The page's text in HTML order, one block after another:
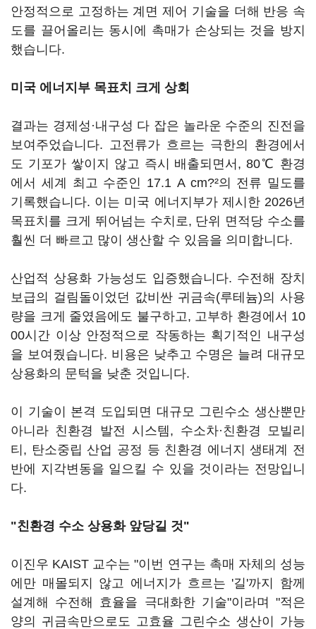
안정적으로 고정하는 계면 제어 기술을 더해 반응 속
도를 끌어올리는 동시에 촉매가 손상되는 것을 방지
했습니다.
미국 에너지부 목표치 크게 상회
결과는 경제성·내구성 다 잡은 놀라운 수준의 진전을
보여주었습니다. 고전류가 흐르는 극한의 환경에서
도 기포가 쌓이지 않고 즉시 배출되면서, 80℃ 환경
에서 세계 최고 수준인 17.1 A cm?²의 전류 밀도를
기록했습니다. 이는 미국 에너지부가 제시한 2026년
목표치를 크게 뛰어넘는 수치로, 단위 면적당 수소를
훨씬 더 빠르고 많이 생산할 수 있음을 의미합니다.
산업적 상용화 가능성도 입증했습니다. 수전해 장치
보급의 걸림돌이었던 값비싼 귀금속(루테늄)의 사용
량을 크게 줄였음에도 불구하고, 고부하 환경에서 10
00시간 이상 안정적으로 작동하는 획기적인 내구성
을 보여줬습니다. 비용은 낮추고 수명은 늘려 대규모
상용화의 문턱을 낮춘 것입니다.
이 기술이 본격 도입되면 대규모 그린수소 생산뿐만
아니라 친환경 발전 시스템, 수소차·친환경 모빌리
티, 탄소중립 산업 공정 등 친환경 에너지 생태계 전
반에 지각변동을 일으킬 수 있을 것이라는 전망입니
다.
"친환경 수소 상용화 앞당길 것"
이진우 KAIST 교수는 "이번 연구는 촉매 자체의 성능
에만 매몰되지 않고 에너지가 흐르는 '길'까지 함께
설계해 수전해 효율을 극대화한 기술"이라며 "적은
양의 귀금속만으로도 고효율 그린수소 생산이 가능